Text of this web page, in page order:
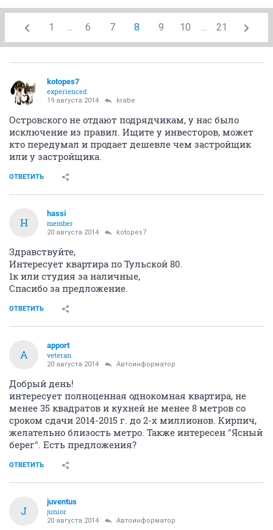
1 ... 6 7 8 9 10 ... 21
kotopes7
experienced
19 августа 2014 krabe
Островского не отдают подрядчикам, у нас было
исключение из правил. Ищите у инвесторов, может
кто передумал и продает дешевле чем застройщик
или у застройщика.
ОТВЕТИТЬ
H
hassi
member
20 августа 2014 kotopes7
Здравствуйте,
Интересует квартира по Тульской 80.
1к или студия за наличные,
Спасибо за предложение.
ОТВЕТИТЬ
A
apport
veteran
20 августа 2014 Автоинформатор
Добрый день!
интересует полноценная однокомная квартира, не
менее 35 квадратов и кухней не менее 8 метров со
сроком сдачи 2014-2015 г. до 2-х миллионов. Кирпич,
желательно близость метро. Также интересен "Ясный
берег". Есть предложения?
ОТВЕТИТЬ
J
juventus
junior
20 августа 2014 Автоинформатор